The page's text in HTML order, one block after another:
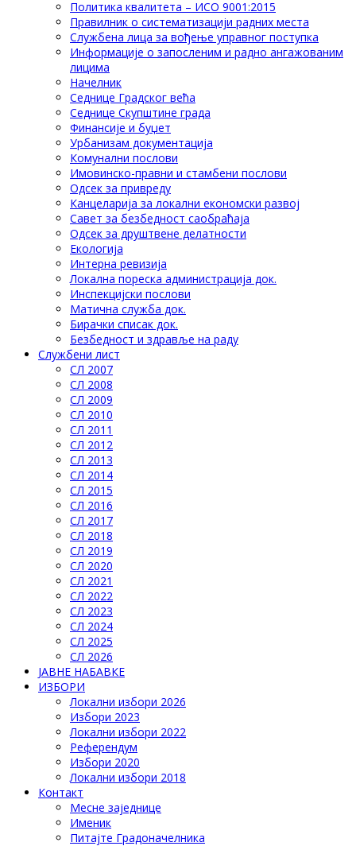
Политика квалитета – ИСО 9001:2015
Правилник о систематизацији радних места
Службена лица за вођење управног поступка
Информације о запосленим и радно ангажованим
лицима
Начелник
Седнице Градског већа
Седнице Скупштине града
Финансије и буџет
Урбанизам документација
Комунални послови
Имовинско-правни и стамбени послови
Одсек за привреду
Канцеларија за локални економски развој
Савет за безбедност саобраћаја
Одсек за друштвене делатности
Eкологија
Интерна ревизија
Локална пореска администрација док.
Инспекцијски послови
Матична служба док.
Бирачки списак док.
Безбедност и здравље на раду
Службени лист
СЛ 2007
СЛ 2008
СЛ 2009
СЛ 2010
СЛ 2011
СЛ 2012
СЛ 2013
СЛ 2014
СЛ 2015
СЛ 2016
СЛ 2017
СЛ 2018
СЛ 2019
СЛ 2020
СЛ 2021
СЛ 2022
СЛ 2023
СЛ 2024
СЛ 2025
СЛ 2026
ЈАВНЕ НАБАВКЕ
ИЗБОРИ
Локални избори 2026
Избори 2023
Локални избори 2022
Референдум
Избори 2020
Локални избори 2018
Контакт
Месне заједнице
Именик
Питајте Градоначелника